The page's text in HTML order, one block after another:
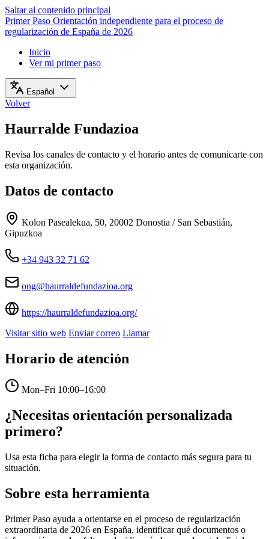
Saltar al contenido principal
Primer Paso Orientación independiente para el proceso de
regularización de España de 2026
Inicio
Ver mi primer paso
Español
Volver
Haurralde Fundazioa
Revisa los canales de contacto y el horario antes de comunicarte con
esta organización.
Datos de contacto
Kolon Pasealekua, 50, 20002 Donostia / San Sebastián,
Gipuzkoa
+34 943 32 71 62
ong@haurraldefundazioa.org
https://haurraldefundazioa.org/
Visitar sitio web Enviar correo Llamar
Horario de atención
Mon–Fri 10:00–16:00
¿Necesitas orientación personalizada
primero?
Usa esta ficha para elegir la forma de contacto más segura para tu
situación.
Sobre esta herramienta
Primer Paso ayuda a orientarse en el proceso de regularización
extraordinaria de 2026 en España, identificar qué documentos o